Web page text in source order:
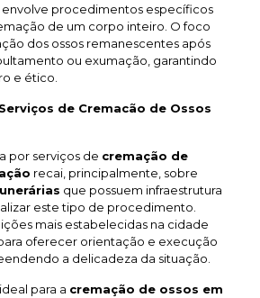
envolve procedimentos específicos
de um corpo inteiro. O foco
dos ossos remanescentes após
ou exumação, garantindo
e ético.
de Cremacão de Ossos
por serviços de cremação de
recai, principalmente, sobre
que possuem infraestrutura
este tipo de procedimento.
mais estabelecidas na cidade
oferecer orientação e execução
a delicadeza da situação.
para a cremação de ossos em